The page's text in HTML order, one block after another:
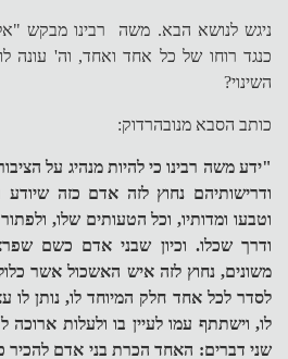
ניגש לנושא הבא. משה רבינו מבקש
כנגד רוחו של כל אחד ואחד, וה' עונה
השינוי?
כותב הסבא מנובהרדוק:
"ידע משה רבינו כי להיות מנהיג על
ודרישותיהם נחוץ לזה אדם כזה
וטבעו ומדותיו, וכל הטעותים שלו,
ודרך שכלו. וכיון שבני אדם כשם
משונים, נחוץ לזה איש האשכול אשר
לסדר לכל אחד חלק המיוחד לו, נותן לו
לו, וישתתף עמו לעיין בו ולעלות ארוכה
שני דברים: האחד הכרת בני אדם להכיר